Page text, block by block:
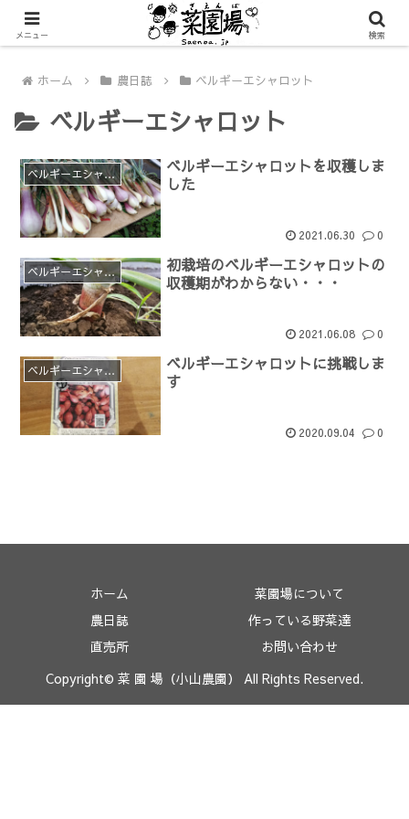
ホーム 農日誌 ベルギーエシャロット
ベルギーエシャロット
ベルギーエシャロット
ベルギーエシャロットを収穫しま
した
2021.06.30 0
ベルギーエシャロット
初栽培のベルギーエシャロットの
収穫期がわからない・・・
2021.06.08 0
ベルギーエシャロット
ベルギーエシャロットに挑戦しま
す
2020.09.04 0
ホーム
菜園場について
農日誌
作っている野菜達
直売所
お問い合わせ
Copyright© 菜 園 場（小山農園） All Rights Reserved.
メニュー 検索